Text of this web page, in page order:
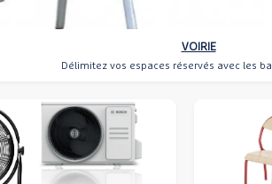
VOIRIE
Délimitez vos espaces réservés avec les